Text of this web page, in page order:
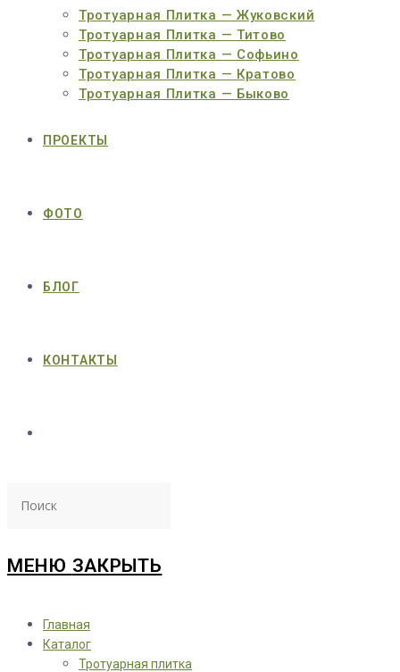
Тротуарная Плитка — Жуковский
Тротуарная Плитка — Титово
Тротуарная Плитка — Софьино
Тротуарная Плитка — Кратово
Тротуарная Плитка — Быково
ПРОЕКТЫ
ФОТО
БЛОГ
КОНТАКТЫ
МЕНЮ ЗАКРЫТЬ
Главная
Каталог
Тротуарная плитка